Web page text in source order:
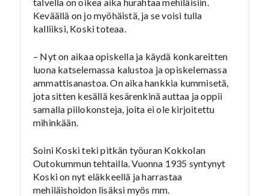
Keväällä on jo myöhäistä, ja se voisi tulla
kalliiksi, Koski toteaa.
– Nyt on aikaa opiskella ja käydä konkareitten
luona katselemassa kalustoa ja opiskelemassa
ammattisanastoa. On aika hankkia kummisetä,
jota sitten kesällä kesärenkinä auttaa ja oppii
samalla piilokonsteja, joita ei ole kirjoitettu
mihinkään.
Soini Koski teki pitkän työuran Kokkolan
Outokummun tehtailla. Vuonna 1935 syntynyt
Koski on nyt eläkkeellä ja harrastaa
mehiläishoidon lisäksi myös mm.